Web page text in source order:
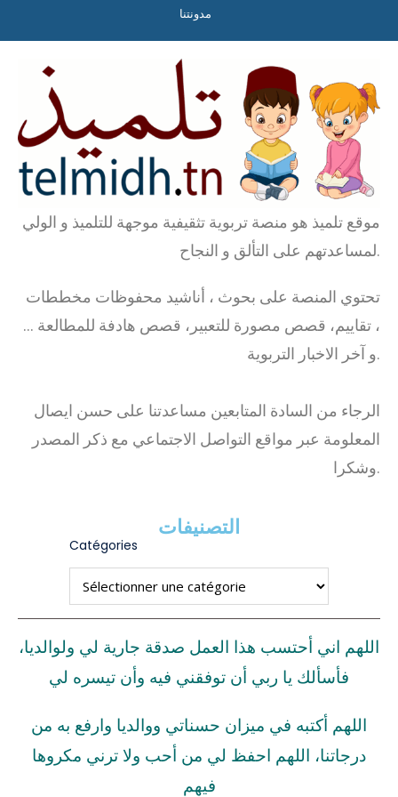
مدونتنا
موقع تلميذ هو منصة تربوية تثقيفية موجهة للتلميذ و الولي
لمساعدتهم على التألق و النجاح.
تحتوي المنصة على بحوث ، أناشيد محفوظات مخططات
، تقاييم، قصص مصورة للتعبير، قصص هادفة للمطالعة …
و آخر الاخبار التربوية.
الرجاء من السادة المتابعين مساعدتنا على حسن ايصال
المعلومة عبر مواقع التواصل الاجتماعي مع ذكر المصدر
وشكرا.
التصنيفات
Catégories
اللهم اني أحتسب هذا العمل صدقة جارية لي ولوالديا،
فأسألك يا ربي أن توفقني فيه وأن تيسره لي
اللهم أكتبه في ميزان حسناتي ووالديا وارفع به من
درجاتنا، اللهم احفظ لي من أحب ولا ترني مكروها
فيهم